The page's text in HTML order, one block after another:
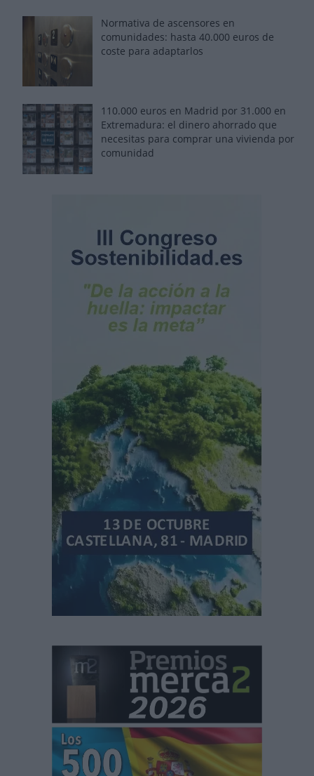
Normativa de ascensores en
comunidades: hasta 40.000 euros de
coste para adaptarlos
110.000 euros en Madrid por 31.000 en
Extremadura: el dinero ahorrado que
necesitas para comprar una vivienda por
comunidad